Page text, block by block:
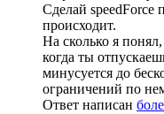
Сделай
происходит.
На сколько я
когда ты
минусуется до
ограничений по
Ответ написан